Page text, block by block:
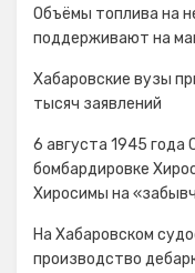
Объёмы топлива на
поддерживают на
Хабаровские вузы
тысяч заявлений
6 августа 1945
бомбардировке
Хиросимы на
На Хабаровском
производство